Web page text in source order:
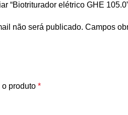
“Biotriturador elétrico GHE
não será publicado. Campos
produto *